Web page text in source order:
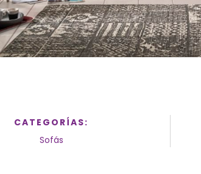
CATEGORÍAS:
Sofás